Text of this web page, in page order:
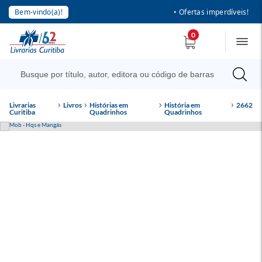
Bem-vindo(a)! • Ofertas imperdíveis!
0
Livrarias
Curitiba
Livros
Histórias em
Quadrinhos
História em
Quadrinhos
2662